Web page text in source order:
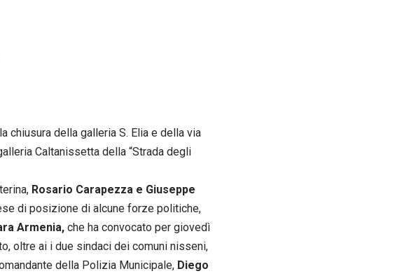
chiusura della galleria S. Elia e della via
Caltanissetta della “Strada degli
Rosario Carapezza e Giuseppe
di posizione di alcune forze politiche,
Armenia, che ha convocato per giovedì
oltre ai i due sindaci dei comuni nisseni,
della Polizia Municipale, Diego